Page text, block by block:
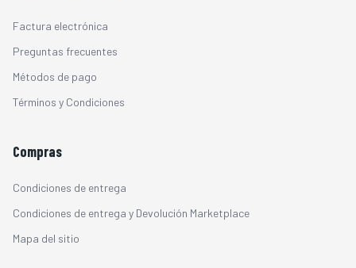
Factura electrónica
Preguntas frecuentes
Métodos de pago
Términos y Condiciones
Compras
Condiciones de entrega
Condiciones de entrega y Devolución Marketplace
Mapa del sitio